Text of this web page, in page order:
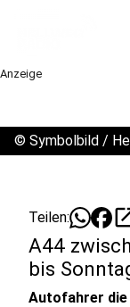
Anzeige
© Symbolbild /
Teilen:
A44
bis
Autofahrer die